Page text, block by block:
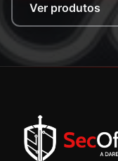
Ver produtos